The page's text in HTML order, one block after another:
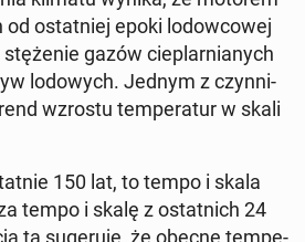
od ostat­niej epoki lo­dow­co­wej
stę­że­nie gazów cie­plar­nia­nych
lo­do­wych. Jednym z czyn­ni­
wzrostu tem­pe­ra­tur w skali
150 lat, to tempo i skala
tempo i skalę z ostat­nich 24
ta su­ge­ru­je, że obecne tem­pe­